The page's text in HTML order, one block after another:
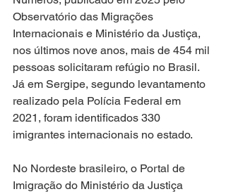
Observatório das Migrações
Internacionais e Ministério da Justiça,
nos últimos nove anos, mais de 454 mil
pessoas solicitaram refúgio no Brasil.
Já em Sergipe, segundo levantamento
realizado pela Polícia Federal em
2021, foram identificados 330
imigrantes internacionais no estado.
No Nordeste brasileiro, o Portal de
Imigração do Ministério da Justiça